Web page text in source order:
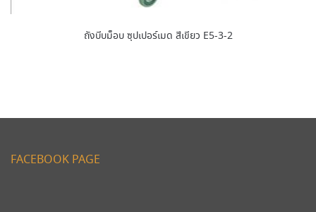
ถังบีบม็อบ ซุปเปอร์เมด สีเขียว E5-3-2
FACEBOOK PAGE